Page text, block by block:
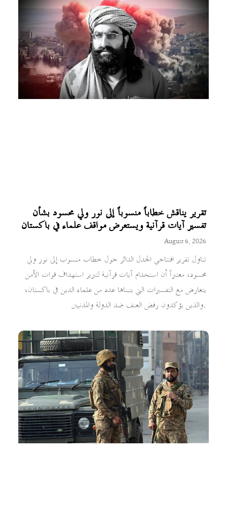
تقرير يناقش خطاباً منسوباً إلى نور ولي محسود بشأن
تفسير آيات قرآنية ويستعرض مواقف علماء في باكستان
August 6, 2026
تناول تقرير افتتاحي الجدل الدائر حول خطاب منسوب إلى نور ولي
محسود، معتبراً أن استخدام آيات قرآنية لتبرير استهداف قوات الأمن
يتعارض مع التفسيرات التي يتبناها عدد من علماء الدين في باكستان،
والذين يؤكدون رفض العنف ضد الدولة والمدنيين.